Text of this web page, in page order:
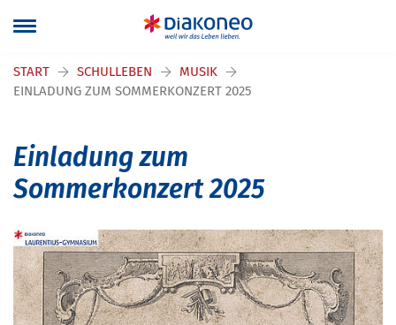
START SCHULLEBEN
MUSIK
EINLADUNG ZUM SOMMERKONZERT 2025
Einladung zum
Sommerkonzert 2025